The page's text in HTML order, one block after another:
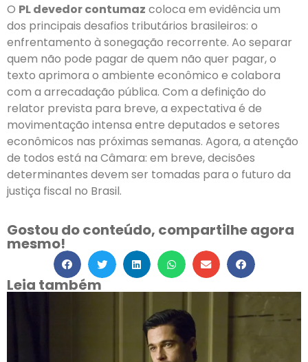
O PL devedor contumaz coloca em evidência um
dos principais desafios tributários brasileiros: o
enfrentamento à sonegação recorrente. Ao separar
quem não pode pagar de quem não quer pagar, o
texto aprimora o ambiente econômico e colabora
com a arrecadação pública. Com a definição do
relator prevista para breve, a expectativa é de
movimentação intensa entre deputados e setores
econômicos nas próximas semanas. Agora, a atenção
de todos está na Câmara: em breve, decisões
determinantes devem ser tomadas para o futuro da
justiça fiscal no Brasil.
Gostou do conteúdo, compartilhe agora
mesmo!
Leia também